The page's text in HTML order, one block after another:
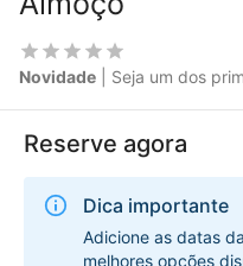
Novidade | Seja um dos
Reserve agora
Dica importante
Adicione as datas
melhores opções